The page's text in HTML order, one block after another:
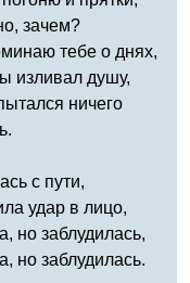
зачем?
тебе о днях,
изливал душу,
ничего
с пути,
удар в лицо,
но заблудилась,
но заблудилась.